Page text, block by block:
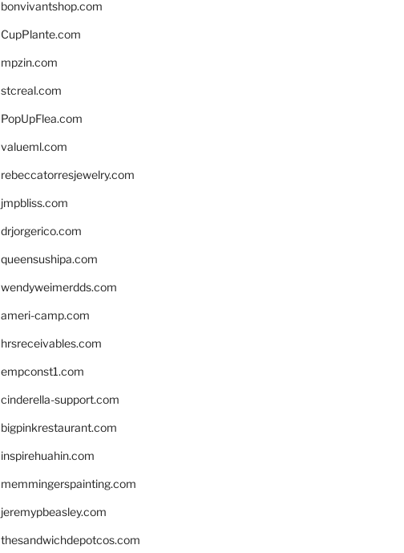
bonvivantshop.com
CupPlante.com
mpzin.com
stcreal.com
PopUpFlea.com
valueml.com
rebeccatorresjewelry.com
jmpbliss.com
drjorgerico.com
queensushipa.com
wendyweimerdds.com
ameri-camp.com
hrsreceivables.com
empconst1.com
cinderella-support.com
bigpinkrestaurant.com
inspirehuahin.com
memmingerspainting.com
jeremypbeasley.com
thesandwichdepotcos.com